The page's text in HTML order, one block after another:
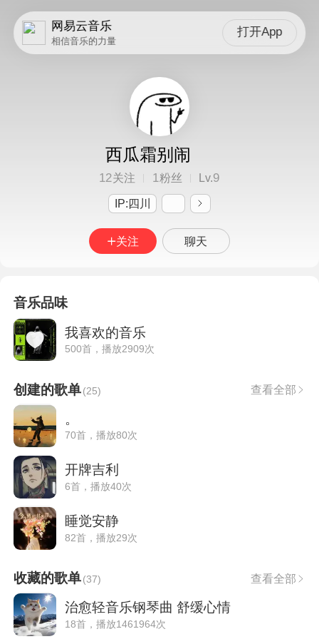
网易云音乐
相信音乐的力量
打开App
西瓜霜别闹
12关注 1粉丝 Lv.9
IP:四川
关注 聊天
音乐品味
我喜欢的音乐
500首，播放2909次
创建的歌单(25) 查看全部
。
70首，播放80次
开牌吉利
6首，播放40次
睡觉安静
82首，播放29次
收藏的歌单(37) 查看全部
治愈轻音乐钢琴曲 舒缓心情
18首，播放1461964次